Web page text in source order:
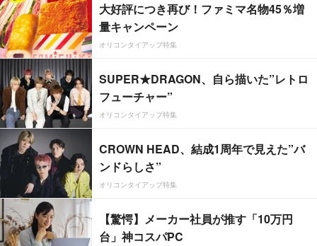
大好評につき再び！ファミマ名物45％増
量キャンペーン
オリコンタイアップ特集
SUPER★DRAGON、自ら描いた”レトロ
フューチャー”
オリコンタイアップ特集
CROWN HEAD、結成1周年で見えた”バ
ンドらしさ”
オリコンタイアップ特集
【驚愕】メーカー社員が推す「10万円
台」神コスパPC